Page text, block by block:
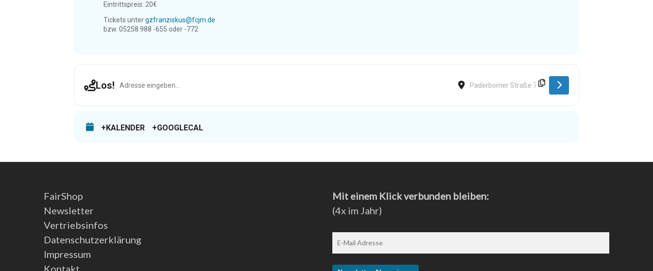
Eintrittspreis: 20€
Tickets untergzfranziskus@fcjm.de
bzw. 05258 988 -655 oder -772
Los! Address - Salzkotten [kl8HhePU8] Destination Address - Salzkotten [qydJ2GIWm]
+KALENDER +GOOGLECAL
FairShop
Newsletter
Vertriebsinfos
Datenschutzerklärung
Impressum
Kontakt
Mit einem Klick verbunden bleiben:
(4x im Jahr)